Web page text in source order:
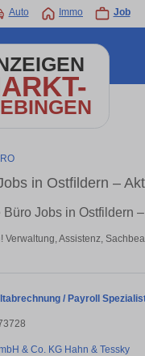
Auto Immo Job
in Ostfildern –
Büro Jobs in Ostfildern
Verwaltung, Assistenz,
/ Payroll
& Co. KG Hahn & Tessky